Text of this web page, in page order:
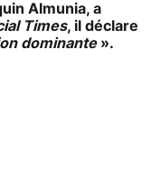
Almunia, a
Times, il déclare
dominante».